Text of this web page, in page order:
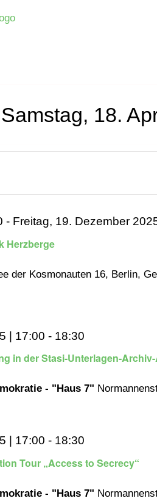
18.
Herzberge
- Freitag, 19. Dezember
der Kosmonauten 16, Berlin,
in der Stasi-Unterlagen-
| 17:00 - 18:30
- "Haus 7"
Tour „Access to Secrecy“
| 17:00 - 18:30
- "Haus 7"